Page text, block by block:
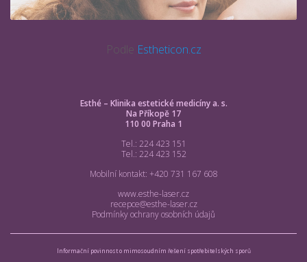
Esthé – Klinika estetické medicíny a. s.
Na Příkopě 17
110 00 Praha 1
Tel.: 224 423 151
Tel.: 224 423 152
Mobilní kontakt: +420 731 167 608
www.esthe-laser.cz
recepce@esthe-laser.cz
Podmínky ochrany osobních údajů
Informační povinnost o mimosoudním řešení spotřebitelských sporů
Podle Estheticon.cz